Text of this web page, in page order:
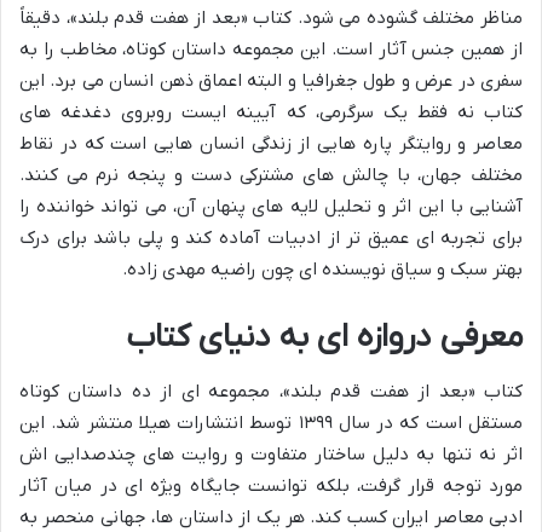
مناظر مختلف گشوده می شود. کتاب «بعد از هفت قدم بلند»، دقیقاً
از همین جنس آثار است. این مجموعه داستان کوتاه، مخاطب را به
سفری در عرض و طول جغرافیا و البته اعماق ذهن انسان می برد. این
کتاب نه فقط یک سرگرمی، که آیینه ایست روبروی دغدغه های
معاصر و روایتگر پاره هایی از زندگی انسان هایی است که در نقاط
مختلف جهان، با چالش های مشترکی دست و پنجه نرم می کنند.
آشنایی با این اثر و تحلیل لایه های پنهان آن، می تواند خواننده را
برای تجربه ای عمیق تر از ادبیات آماده کند و پلی باشد برای درک
بهتر سبک و سیاق نویسنده ای چون راضیه مهدی زاده.
معرفی دروازه ای به دنیای کتاب
کتاب «بعد از هفت قدم بلند»، مجموعه ای از ده داستان کوتاه
مستقل است که در سال ۱۳۹۹ توسط انتشارات هیلا منتشر شد. این
اثر نه تنها به دلیل ساختار متفاوت و روایت های چندصدایی اش
مورد توجه قرار گرفت، بلکه توانست جایگاه ویژه ای در میان آثار
ادبی معاصر ایران کسب کند. هر یک از داستان ها، جهانی منحصر به